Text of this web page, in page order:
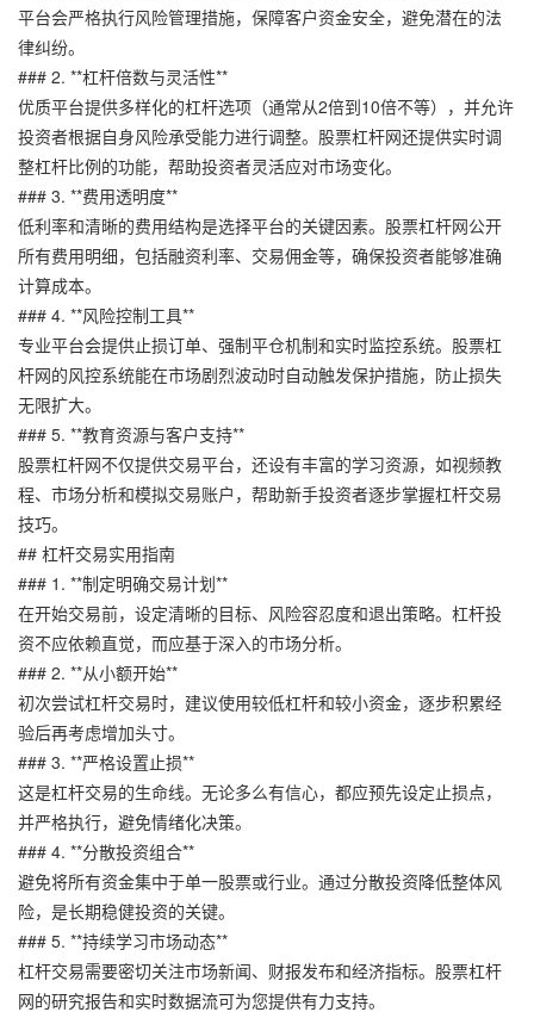
平台会严格执行风险管理措施，保障客户资金安全，避免潜在的法
律纠纷。
### 2. **杠杆倍数与灵活性**
优质平台提供多样化的杠杆选项（通常从2倍到10倍不等），并允许
投资者根据自身风险承受能力进行调整。股票杠杆网还提供实时调
整杠杆比例的功能，帮助投资者灵活应对市场变化。
### 3. **费用透明度**
低利率和清晰的费用结构是选择平台的关键因素。股票杠杆网公开
所有费用明细，包括融资利率、交易佣金等，确保投资者能够准确
计算成本。
### 4. **风险控制工具**
专业平台会提供止损订单、强制平仓机制和实时监控系统。股票杠
杆网的风控系统能在市场剧烈波动时自动触发保护措施，防止损失
无限扩大。
### 5. **教育资源与客户支持**
股票杠杆网不仅提供交易平台，还设有丰富的学习资源，如视频教
程、市场分析和模拟交易账户，帮助新手投资者逐步掌握杠杆交易
技巧。
## 杠杆交易实用指南
### 1. **制定明确交易计划**
在开始交易前，设定清晰的目标、风险容忍度和退出策略。杠杆投
资不应依赖直觉，而应基于深入的市场分析。
### 2. **从小额开始**
初次尝试杠杆交易时，建议使用较低杠杆和较小资金，逐步积累经
验后再考虑增加头寸。
### 3. **严格设置止损**
这是杠杆交易的生命线。无论多么有信心，都应预先设定止损点，
并严格执行，避免情绪化决策。
### 4. **分散投资组合**
避免将所有资金集中于单一股票或行业。通过分散投资降低整体风
险，是长期稳健投资的关键。
### 5. **持续学习市场动态**
杠杆交易需要密切关注市场新闻、财报发布和经济指标。股票杠杆
网的研究报告和实时数据流可为您提供有力支持。